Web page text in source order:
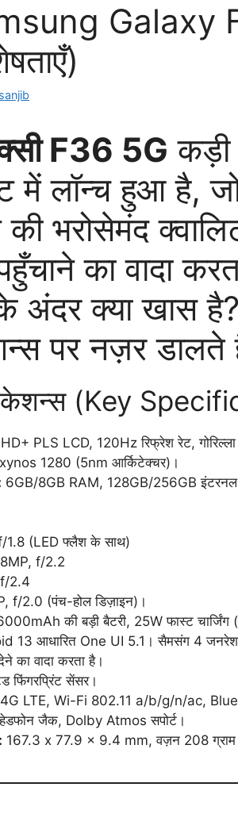
Galaxy
sanjib
F36 5G कड़ी
लॉन्च हुआ है,
भरोसेमंद
का वादा
अंदर क्या खास
पर नज़र डालते
(Key
PLS LCD, 120Hz रिफ्रेश रेट, गोरिल्ला
1280 (5nm आर्किटेक्चर)।
6GB/8GB RAM, 128GB/256GB
1.8 (LED फ्लैश के साथ)
8MP, f/2.2
2.4
f/2.0 (पंच-होल डिज़ाइन)।
की बड़ी बैटरी, 25W फास्ट चार्जिंग
13 आधारित One UI 5.1। सैमसंग 4
का वादा करता है।
फिंगरप्रिंट सेंसर।
LTE, Wi-Fi 802.11 a/b/g/n/ac,
जैक, Dolby Atmos सपोर्ट।
167.3 x 77.9 x 9.4 mm, वज़न 208